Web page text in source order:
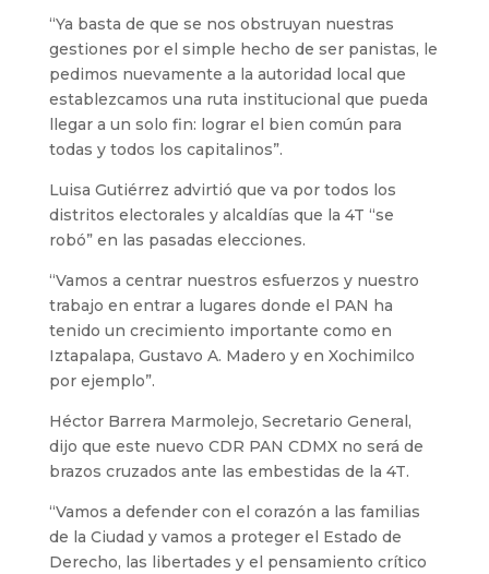
“Ya basta de que se nos obstruyan nuestras
gestiones por el simple hecho de ser panistas, le
pedimos nuevamente a la autoridad local que
establezcamos una ruta institucional que pueda
llegar a un solo fin: lograr el bien común para
todas y todos los capitalinos”.
Luisa Gutiérrez advirtió que va por todos los
distritos electorales y alcaldías que la 4T “se
robó” en las pasadas elecciones.
“Vamos a centrar nuestros esfuerzos y nuestro
trabajo en entrar a lugares donde el PAN ha
tenido un crecimiento importante como en
Iztapalapa, Gustavo A. Madero y en Xochimilco
por ejemplo”.
Héctor Barrera Marmolejo, Secretario General,
dijo que este nuevo CDR PAN CDMX no será de
brazos cruzados ante las embestidas de la 4T.
“Vamos a defender con el corazón a las familias
de la Ciudad y vamos a proteger el Estado de
Derecho, las libertades y el pensamiento crítico